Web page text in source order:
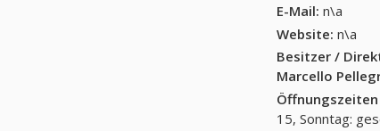
E-Mail: n\a
Website: n\a
Besitzer /
Marcello
Öffnungszeiten
15, Sonntag: